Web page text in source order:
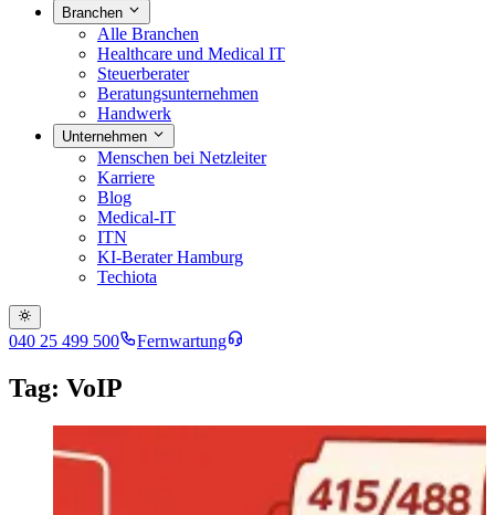
Branchen
Alle Branchen
Healthcare und Medical IT
Steuerberater
Beratungsunternehmen
Handwerk
Unternehmen
Menschen bei Netzleiter
Karriere
Blog
Medical-IT
ITN
KI-Berater Hamburg
Techiota
040 25 499 500 Fernwartung
Tag: VoIP